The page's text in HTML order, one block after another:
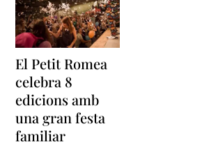
El Petit Romea
celebra 8
edicions amb
una gran festa
familiar